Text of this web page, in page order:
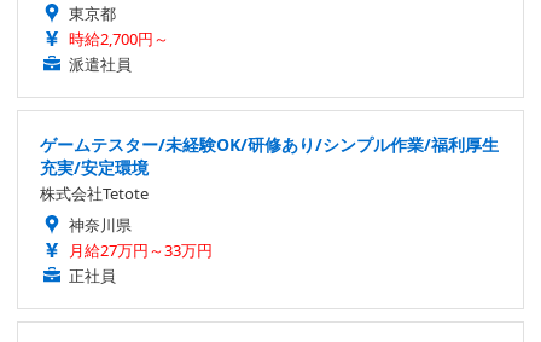
東京都
時給2,700円～
派遣社員
ゲームテスター/未経験OK/研修あり/シンプル作業/福利厚生
充実/安定環境
株式会社Tetote
神奈川県
月給27万円～33万円
正社員